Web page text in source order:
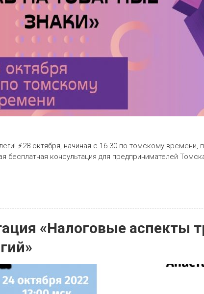
⚡28 октября, начиная с 16.30 по томскому времени,
бесплатная консультация для предпринимателей
«Налоговые аспекты